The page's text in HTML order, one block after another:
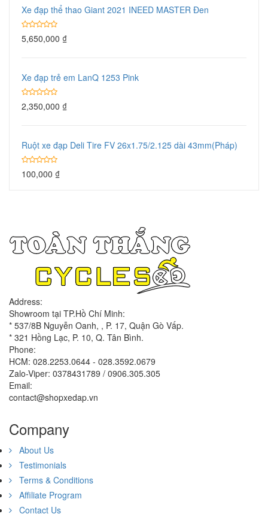
Xe đạp thể thao Giant 2021 INEED MASTER Đen
5,650,000 ₫
Xe đạp trẻ em LanQ 1253 Pink
2,350,000 ₫
Ruột xe đạp Deli Tire FV 26x1.75/2.125 dài 43mm(Pháp)
100,000 ₫
Address:
Showroom tại TP.Hồ Chí Minh:
* 537/8B Nguyễn Oanh, , P. 17, Quận Gò Vấp.
* 321 Hồng Lạc, P. 10, Q. Tân Bình.
Phone:
HCM: 028.2253.0644 - 028.3592.0679
Zalo-Viper: 0378431789 / 0906.305.305
Email:
contact@shopxedap.vn
Company
About Us
Testimonials
Terms & Conditions
Affiliate Program
Contact Us